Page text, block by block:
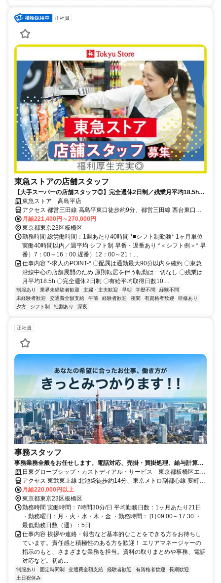
正社員
東急ストアの店舗スタッフ
【大手スーパーの店舗スタッフ◎】完全週休2日制／残業月平均18.5h／
家族も利用できる20％offの買い物割引券毎月配布中★
東急ストア 高島平店
アクセス 都営三田線 高島平東口徒歩約9分、都営三田線 西台東口徒
歩約13分、都営三田線 新高島平北口徒歩約18分
月給221,400円～270,000円
東京都東京23区板橋区
勤務時間 総労働時間：1週あたり40時間 *■シフト制勤務* 1ヶ月単位
実働40時間以内／週平均 シフト制 早番・遅番あり *＜シフト例＞* 早
番）7：00～16：00 遅番）12：00～21：...
仕事内容 *-求人のPOINT-* 〇配属は通勤最大90分以内を確約 〇東急
沿線中心の店舗展開のため 原則転居を伴う転勤は一切なし 〇残業は
月平均18.5h 〇完全週休2日制 〇有給平均取得日数10....
制服あり 業界未経験者歓迎 主婦・主夫歓迎 早朝 学歴不問
経験不問
未経験者歓迎
交通費全額支給 午前 経験者歓迎 夜間 有資格者歓迎
研修あり
夕方
シフト制 社割あり 深夜
正社員
事務スタッフ
事務業務全般をお任せします。電話対応、売掛・買掛処理、給与計算、
入退社書類作成、PC入力、等。
日東グローブシップ・カストディアル・サービス 東京都板橋区エリ
ア(6071100000)
アクセス 東武東上線 北池袋徒歩約14分、東京メトロ副都心線 要町3
番口徒歩約16分、東京メトロ副都心線 池袋C1口徒歩約18分
月給220,000円以上
東京都東京23区板橋区
勤務時間 実働時間：7時間30分/日 平均勤務日数：1ヶ月あたり21日
・勤務曜日：月・火・水・木・金 ・勤務時間： [1] 09:00～17:30 ・
最低勤務日数（週）：5日
仕事内容 挨拶や連絡・報告など基本的なことをできる方をお待ちし
ています。責任感と積極性のある方を歓迎！ エリアマネージャーの
指示のもと、さまざまな業務を担当。資料の取りまとめや事務、電話
対応など。初め...
制服あり 固定時間制 交通費全額支給 経験者歓迎 有資格者歓迎
長期歓迎
土日祝休み